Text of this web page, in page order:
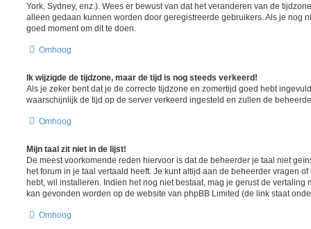
York, Sydney, enz.). Wees er bewust van dat het veranderen van de
alleen gedaan kunnen worden door geregistreerde gebruikers. Als je nog
goed moment om dit te doen.
Omhoog
Ik wijzigde de tijdzone, maar de tijd is nog steeds verkeerd!
Als je zeker bent dat je de correcte tijdzone en zomertijd goed hebt
waarschijnlijk de tijd op de server verkeerd ingesteld en zullen de
Omhoog
Mijn taal zit niet in de lijst!
De meest voorkomende reden hiervoor is dat de beheerder je taal niet
het forum in je taal vertaald heeft. Je kunt altijd aan de beheerder vragen
hebt, wil installeren. Indien het nog niet bestaat, mag je gerust de vertaling
kan gevonden worden op de website van phpBB Limited (de link staat
Omhoog